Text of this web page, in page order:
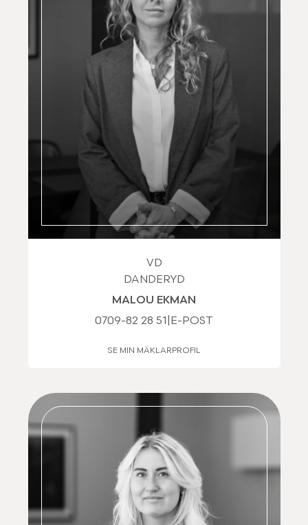
VD
DANDERYD
MALOU EKMAN
0709-82 28 51
E-POST
SE MIN MÄKLARPROFIL